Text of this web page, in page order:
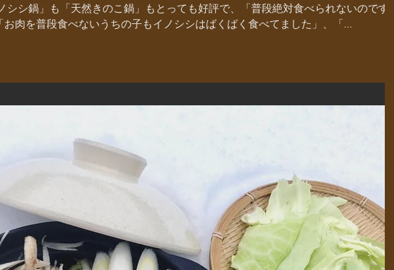
シシ鍋」も「天然きのこ鍋」もとっても好評で、「普段絶対食べられないのですご
お肉を普段食べないうちの子もイノシシはばくばく食べてました」、「...